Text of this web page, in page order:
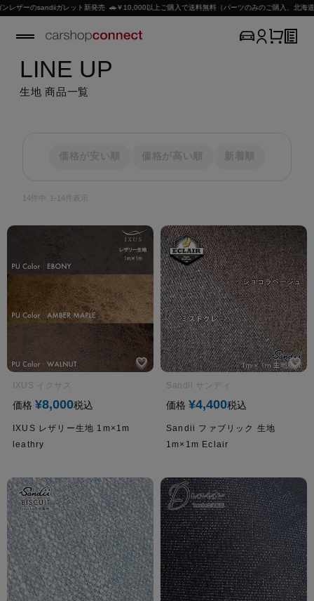
ガレット新発売 🚗￥10,000以上ご購入で送料無料（パーツのみのご購入、北海道・沖縄
LINE UP
生地 商品一覧
価格が安い順 価格が高い順 新着順
14件中 - 14件表示
IXUS イクサス
価格 ¥8,000税込
IXUS レザリー生地 1m×1m
leathry
Sandii サンディ
価格 ¥4,400税込
Sandii ファブリック 生地
1m×1m Eclair